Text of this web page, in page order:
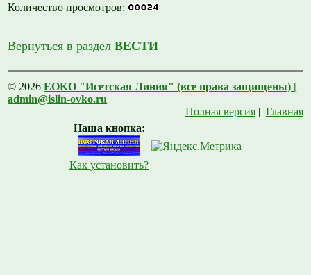
Количество просмотров:
Вернуться в разделВЕСТИ
© 2026ЕОКО "Исетская Линия" (все права защищены) |
admin@islin-ovko.ru
Полная версия| Главная
Наша кнопка:
Как установить?